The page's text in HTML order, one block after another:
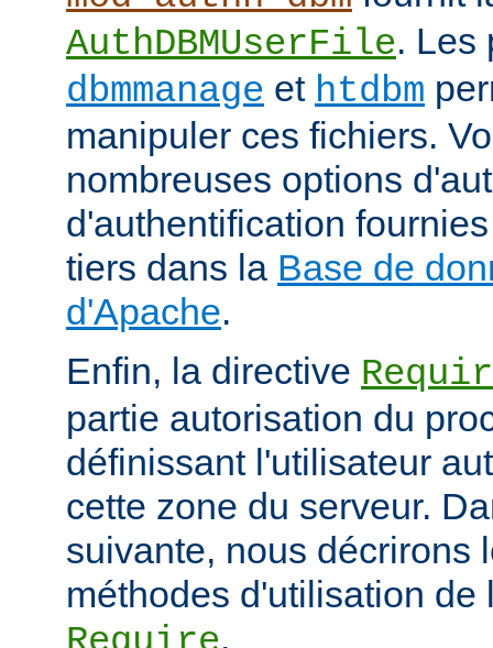
AuthDBMUserFile. Les
dbmmanage et htdbm
manipuler ces fichiers.
nombreuses options
d'authentification
tiers dans la Base de
d'Apache.
Enfin, la directive
partie autorisation du
définissant l'utilisateur
cette zone du serveur.
suivante, nous décrirons
méthodes d'utilisation de
.